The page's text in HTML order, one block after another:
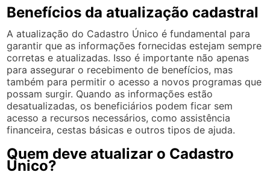
Benefícios da atualização cadastral
A atualização do Cadastro Único é fundamental para
garantir que as informações fornecidas estejam sempre
corretas e atualizadas. Isso é importante não apenas
para assegurar o recebimento de benefícios, mas
também para permitir o acesso a novos programas que
possam surgir. Quando as informações estão
desatualizadas, os beneficiários podem ficar sem
acesso a recursos necessários, como assistência
financeira, cestas básicas e outros tipos de ajuda.
Quem deve atualizar o Cadastro
Único?